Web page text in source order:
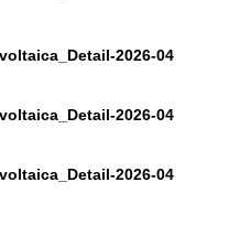
2026-04
2026-04
2026-04